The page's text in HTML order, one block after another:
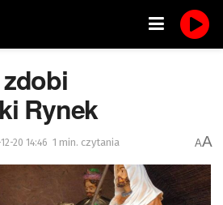
Rynek
20 14:46 1 min. czytania AA